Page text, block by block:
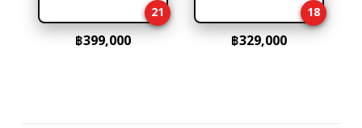
cart
21
฿399,000
cart
18
฿329,000